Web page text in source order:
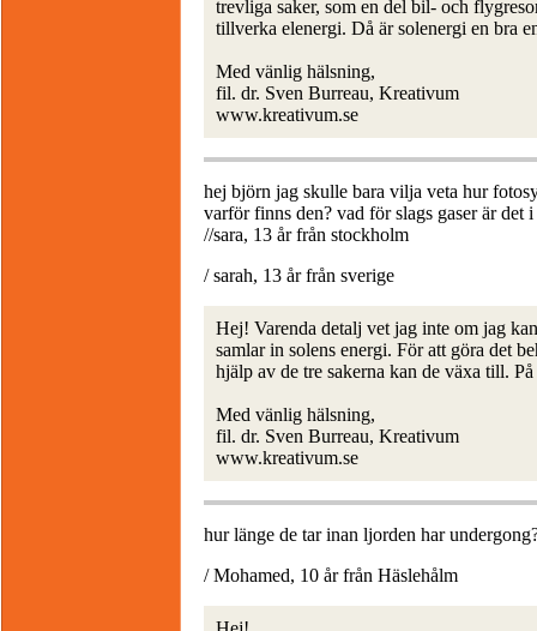
trevliga saker, som en del bil- och
tillverka elenergi. Då är solenergi en bra
Med vänlig hälsning,
fil. dr. Sven Burreau, Kreativum
www.kreativum.se
hej björn jag skulle bara vilja veta hur
varför finns den? vad för slags gaser är det
//sara, 13 år från stockholm
/ sarah, 13 år från sverige
Hej! Varenda detalj vet jag inte om jag
samlar in solens energi. För att göra det
hjälp av de tre sakerna kan de växa till.
Med vänlig hälsning,
fil. dr. Sven Burreau, Kreativum
www.kreativum.se
hur länge de tar inan ljorden har
/ Mohamed, 10 år från Häslehålm